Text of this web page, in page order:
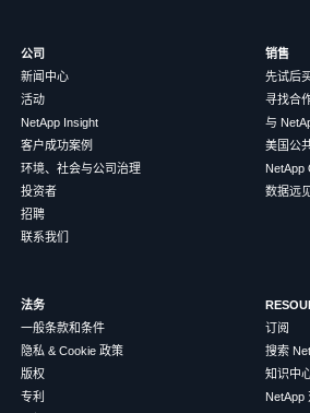
公司
新闻中心
活动
NetApp Insight
客户成功案例
环境、社会与公司治理
投资者
招聘
联系我们
销售
先试后
寻找合
与
美国公
NetApp
数据远
法务
一般条款和条件
隐私 & Cookie 政策
版权
专利
订阅
搜索
知识中
NetApp